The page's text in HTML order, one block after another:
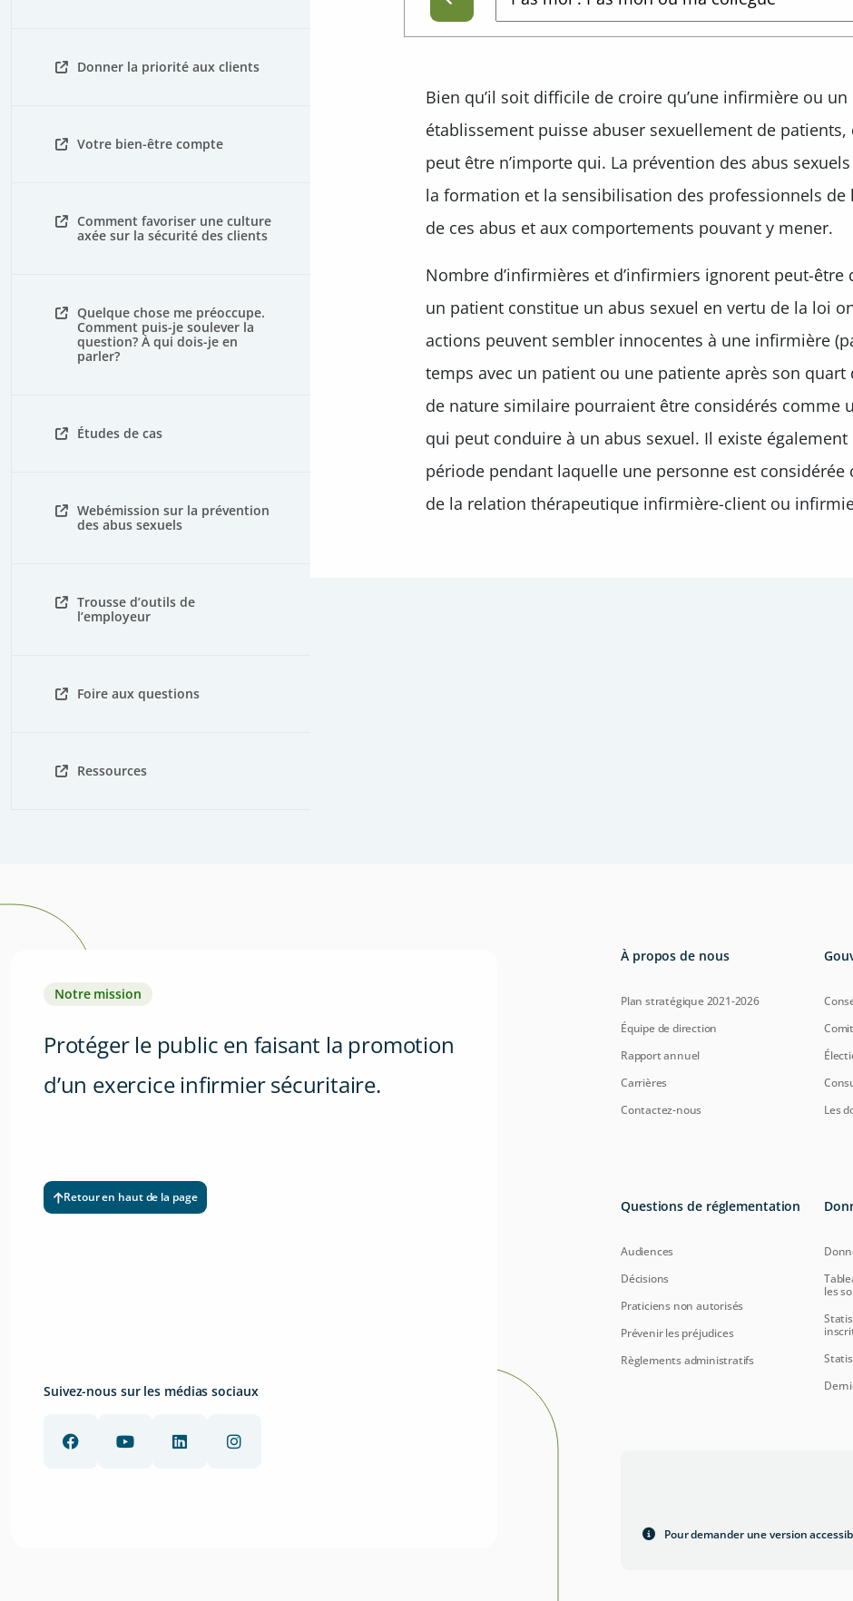
Donner la priorité aux clients
Votre bien-être compte
Comment favoriser une culture
axée sur la sécurité des clients
Quelque chose me préoccupe.
Comment puis-je soulever la
question? À qui dois-je en
parler?
Études de cas
Webémission sur la prévention
des abus sexuels
Trousse d’outils de
l’employeur
Foire aux questions
Ressources
Bien qu’il soit difficile de croire qu’une infirmière ou
établissement puisse abuser sexuellement de
peut être n’importe qui. La prévention des abus
la formation et la sensibilisation des professionnels
de ces abus et aux comportements pouvant y mener.
Nombre d’infirmières et d’infirmiers ignorent peut-être
un patient constitue un abus sexuel en vertu de la loi
actions peuvent sembler innocentes à une infirmière
temps avec un patient ou une patiente après son
de nature similaire pourraient être considérés comme
qui peut conduire à un abus sexuel. Il existe
période pendant laquelle une personne est considérée
de la relation thérapeutique infirmière-client ou
Notre mission
Protéger le public en faisant la promotion
d’un exercice infirmier sécuritaire.
Retour en haut de la page
Suivez-nous sur les médias sociaux
À propos de nous
Plan stratégique 2021-2026
Équipe de direction
Rapport annuel
Carrières
Contactez-nous
Les
Questions de réglementation
Audiences
Décisions
Praticiens non autorisés
Prévenir les préjudices
Règlements administratifs
les
Pour demander une version